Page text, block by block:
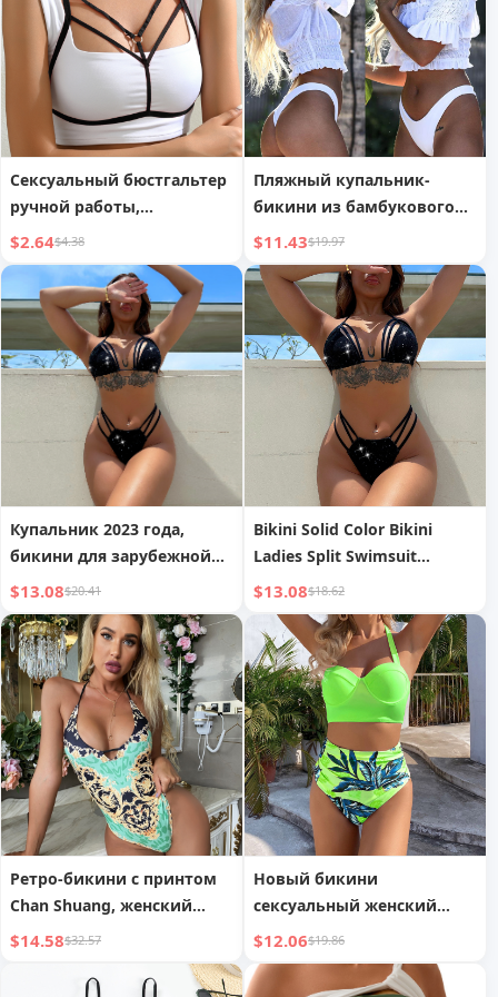
Сексуальный бюстгальтер
ручной работы,
эластичный модный
бикини, соблазнительная
майка на тонких бретелях
$2.64$4.38
Пляжный купальник-
бикини из бамбукового
волокна, праздничный
топ с открытыми плечами
$11.43$19.97
Купальник 2023 года,
бикини для зарубежной
торговли, однотонное
бикини, женский
комплект из двух
предметов, треугольное
бикини A12H
$13.08$20.41
Bikini Solid Color Bikini
Ladies Split Swimsuit
Triangle Bikini
$13.08$18.62
Ретро-бикини с принтом
Chan Shuang, женский
купальник, европейская и
американская пляжная
одежда, новый бикини из
$14.58$32.57
Новый бикини
сексуальный женский
раздельный купальник
Европейский и
американский бикини
$12.06$19.86